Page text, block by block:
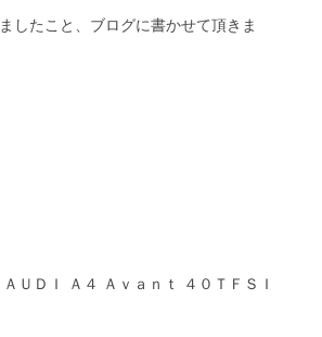
したこと、ブログに書かせて頂きま
ＡＵＤＩ Ａ４ Ａｖａｎｔ ４０ＴＦＳＩ